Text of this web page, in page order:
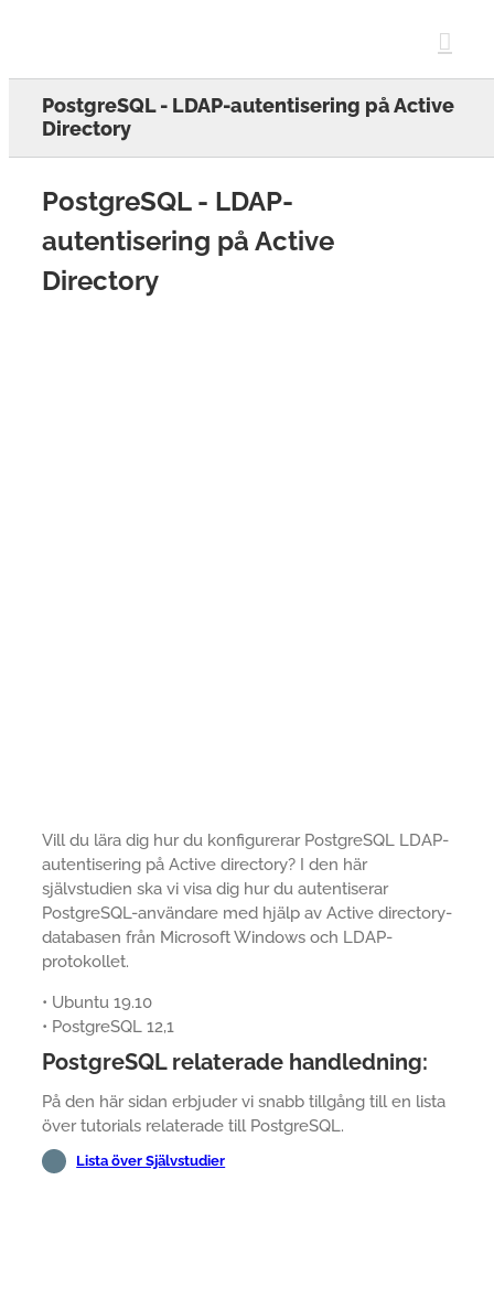
PostgreSQL - LDAP-autentisering på Active
Directory
PostgreSQL - LDAP-
autentisering på Active
Directory
Vill du lära dig hur du konfigurerar PostgreSQL LDAP-
autentisering på Active directory? I den här
självstudien ska vi visa dig hur du autentiserar
PostgreSQL-användare med hjälp av Active directory-
databasen från Microsoft Windows och LDAP-
protokollet.
• Ubuntu 19.10
• PostgreSQL 12,1
PostgreSQL relaterade handledning:
På den här sidan erbjuder vi snabb tillgång till en lista
över tutorials relaterade till PostgreSQL.
Lista över Självstudier